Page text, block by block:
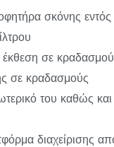
σκόνης εντός
έκθεση σε
σε κραδασμούς
του καθώς
διαχείρισης